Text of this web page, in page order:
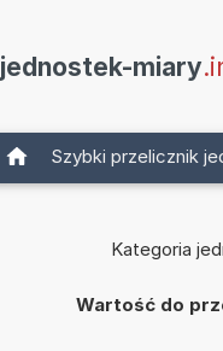
jednostek-miary
Szybki przelicznik
Kategoria
Wartość do